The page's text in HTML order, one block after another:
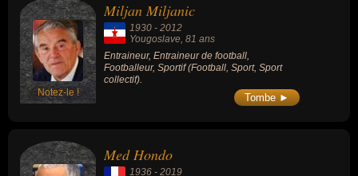
Notez-le !
Miljan Miljanic
1930 - 2012
Yougoslave, 81 ans
Entraineur, Entraineur de football,
Footballeur, Sportif (Football, Sport, Sport
collectif).
Tombe ►
Med Hondo
1936 - 2019